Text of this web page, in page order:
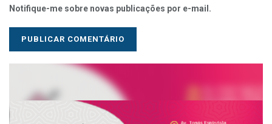
Notifique-me sobre novas publicações por e-mail.